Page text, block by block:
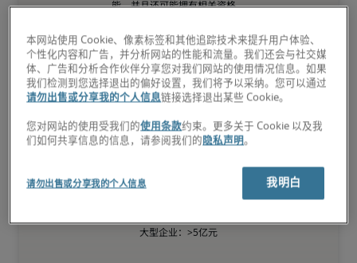
能，并且还可能拥有相关资格。
第75百分位
候选人具备与职位相匹配的丰富经验和高级技能，并且还可能拥有专
业资格。
大型企业：>5亿元
本网站使用 Cookie、像素标签和其他追踪技术来提升用户体验、
个性化内容和广告，并分析网站的性能和流量。我们还会与社交媒
体、广告和分析合作伙伴分享您对我们网站的使用情况信息。如果
我们检测到您选择退出的偏好设置，我们将予以采纳。您可以通过
请勿出售或分享我的个人信息链接选择退出某些 Cookie。
您对网站的使用受我们的使用条款约束。更多关于 Cookie 以及我
们如何共享信息的信息，请参阅我们的 隐私声明。
请勿出售或分享我的个人信息 我明白